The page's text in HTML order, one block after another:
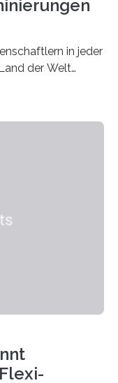
in jeder
der Welt
ist in